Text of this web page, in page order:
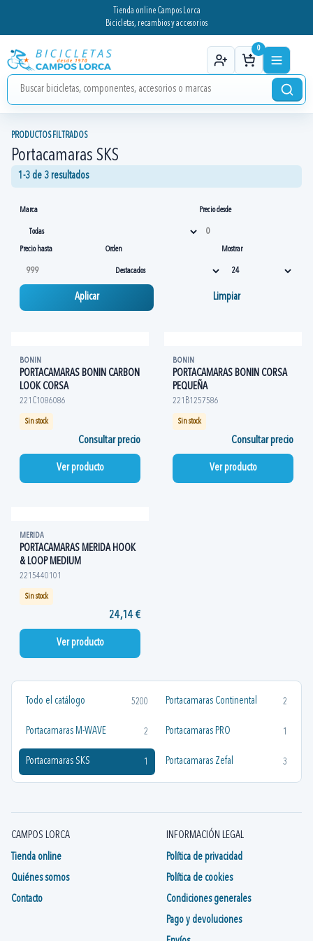
Tienda online Campos Lorca
Bicicletas, recambios y accesorios
0
Todo el catálogo 5200 Portacamaras Continental 2
Portacamaras M-WAVE 2 Portacamaras PRO 1
Portacamaras SKS 1 Portacamaras Zefal 3
PRODUCTOS FILTRADOS
Portacamaras SKS
1-3 de 3 resultados
Marca Precio desde
Precio hasta Orden Mostrar
Aplicar Limpiar
BONIN
PORTACAMARAS BONIN CARBON
LOOK CORSA
221C1086086
Sin stock
Consultar precio
Ver producto
BONIN
PORTACAMARAS BONIN CORSA
PEQUEÑA
221B1257586
Sin stock
Consultar precio
Ver producto
MERIDA
PORTACAMARAS MERIDA HOOK
& LOOP MEDIUM
2215440101
Sin stock
24,14 €
Ver producto
CAMPOS LORCA
Tienda online
Quiénes somos
Contacto
INFORMACIÓN LEGAL
Política de privacidad
Política de cookies
Condiciones generales
Pago y devoluciones